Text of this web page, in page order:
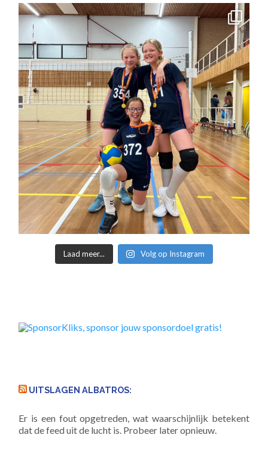
Laad meer... Volg op Instagram
UITSLAGEN ALBATROS:
Er is een fout opgetreden, wat waarschijnlijk betekent
dat de feed uit de lucht is. Probeer later opnieuw.